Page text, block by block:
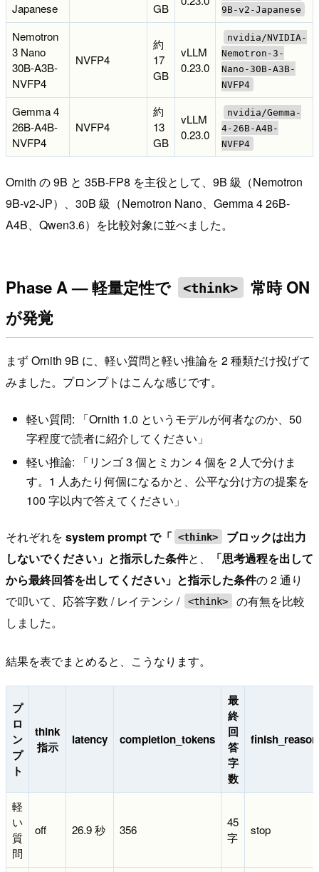
Japanese
GB
9B-v2-Japanese
Nemotron
3 Nano
30B-A3B-
NVFP4
NVFP4
約
17
GB
vLLM
0.23.0
nvidia/NVIDIA-
Nemotron-3-
Nano-30B-A3B-
NVFP4
Gemma 4
26B-A4B-
NVFP4
NVFP4
約
13
GB
vLLM
0.23.0
nvidia/Gemma-
4-26B-A4B-
NVFP4
Ornith の 9B と 35B-FP8 を主役として、9B 級（Nemotron
9B-v2-JP）、30B 級（Nemotron Nano、Gemma 4 26B-
A4B、Qwen3.6）を比較対象に並べました。
Phase A — 軽量定性で <think>
常時 ON
が発覚
まず Ornith 9B に、軽い質問と軽い推論を 2 種類だけ投げて
みました。プロンプトはこんな感じです。
軽い質問: 「Ornith 1.0 というモデルが何者なのか、50
字程度で読者に紹介してください」
軽い推論: 「リンゴ 3 個とミカン 4 個を 2 人で分けま
す。1 人あたり何個になるかと、公平な分け方の提案を
100 字以内で答えてください」
それぞれを system prompt で「 <think>
ブロックは出力
しないでください」と指示した条件と、
「思考過程を出して
から最終回答を出してください」と指示した条件の 2 通り
で叩いて、応答字数 / レイテンシ /
<think>
の有無を比較
しました。
結果を表でまとめると、こうなります。
プ
ロ
ン
プ
ト
think
指示
latency completion_tokens
最
終
回
答
字
数
finish_reason
軽
い
質
問
off 26.9 秒 356
45
字
stop